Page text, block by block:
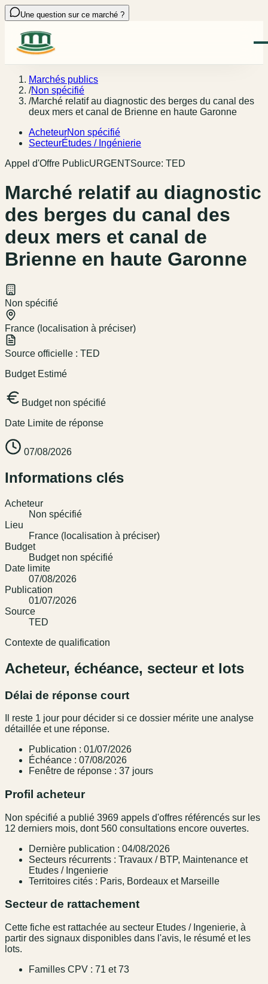
Une question sur ce marché ?
Marchés publics
/Non spécifié
/Marché relatif au diagnostic des berges du canal des
deux mers et canal de Brienne en haute Garonne
AcheteurNon spécifié
SecteurÉtudes / Ingénierie
Appel d'Offre PublicURGENTSource: TED
Marché relatif au diagnostic
des berges du canal des
deux mers et canal de
Brienne en haute Garonne
Non spécifié
France (localisation à préciser)
Source officielle : TED
Budget Estimé
Budget non spécifié
Date Limite de réponse
07/08/2026
Informations clés
Acheteur
Non spécifié
Lieu
France (localisation à préciser)
Budget
Budget non spécifié
Date limite
07/08/2026
Publication
01/07/2026
Source
TED
Contexte de qualification
Acheteur, échéance, secteur et lots
Délai de réponse court
Il reste 1 jour pour décider si ce dossier mérite une analyse
détaillée et une réponse.
Publication : 01/07/2026
Échéance : 07/08/2026
Fenêtre de réponse : 37 jours
Profil acheteur
Non spécifié a publié 3969 appels d'offres référencés sur les
12 derniers mois, dont 560 consultations encore ouvertes.
Dernière publication : 04/08/2026
Secteurs récurrents : Travaux / BTP, Maintenance et
Etudes / Ingenierie
Territoires cités : Paris, Bordeaux et Marseille
Secteur de rattachement
Cette fiche est rattachée au secteur Etudes / Ingenierie, à
partir des signaux disponibles dans l'avis, le résumé et les
lots.
Familles CPV : 71 et 73